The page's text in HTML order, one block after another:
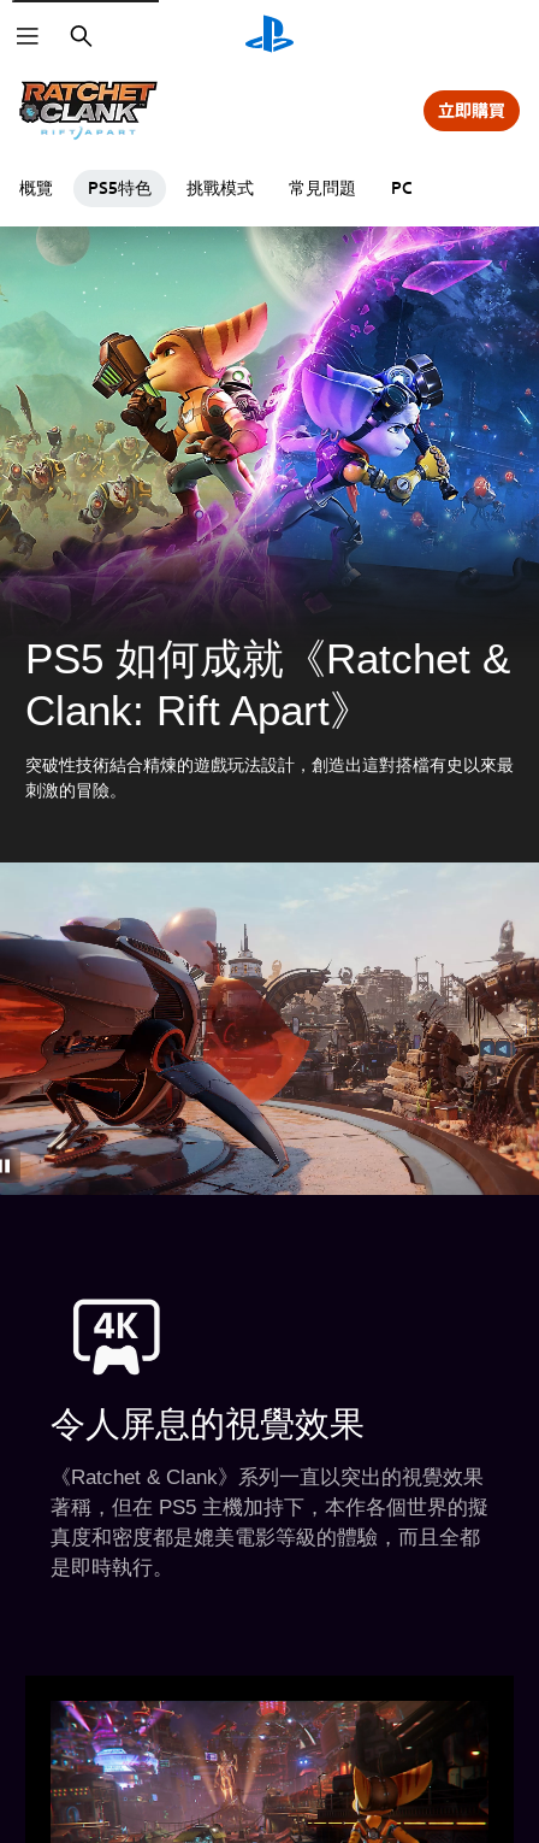
搜
尋
概覽 PS5特色 挑戰模式 常見問題 PC
立即購買
PS5 如何成就《Ratchet &
Clank: Rift Apart》
突破性技術結合精煉的遊戲玩法設計，創造出這對搭檔有史以來最
刺激的冒險。
令人屏息的視覺效果
《Ratchet & Clank》系列一直以突出的視覺效果
著稱，但在 PS5 主機加持下，本作各個世界的擬
真度和密度都是媲美電影等級的體驗，而且全都
是即時執行。